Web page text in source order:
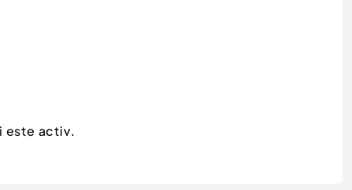
este activ.